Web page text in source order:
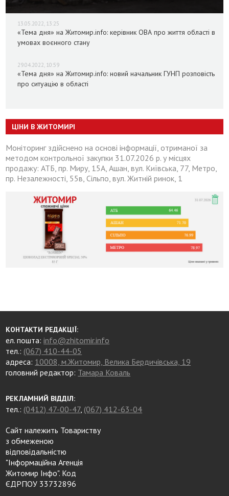
13.05.2022, 13:25
«Тема дня» на Житомир.info: керівник ОВА про життя області в
умовах воєнного стану
29.04.2022, 10:59
«Тема дня» на Житомир.info: новий начальник ГУНП розповість
про ситуацію в області
ЦІНИ В ЖИТОМИРІ
Моніторинг здійснено на основі інформації, отриманої за
методом контрольної закупки 31.07.2026 р. у місцях
продажу: АТБ, пр. Миру, 15А, Ашан, вул. Київська, 77, Метро,
пр. Незалежності, 55в, Сільпо, вул. Житній ринок, 1
КОНТАКТИ РЕДАКЦІЇ:
ел. пошта:info@zhitomir.info
тел.: (067) 410-44-05
адреса: 10008, м.Житомир, Велика Бердичівська, 19
головний редактор: Тамара Коваль
РЕКЛАМНИЙ ВІДДІЛ:
тел.: (0412) 47-00-47, (067) 412-63-04
Сайт належить Товариству
з обмеженою
відповідальністю
"Інформаційна Агенція
Житомир Інфо". Код
ЄДРПОУ 33732896